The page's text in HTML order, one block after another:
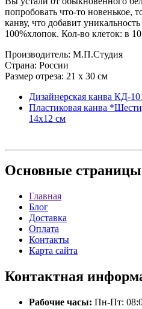
попробовать что-то новенькое,
канву, что добавит
100%хлопок. Кол-во клеток: в
Производитель: М.П.Студия
Страна: России
Размер отреза: 21 х 30 см
Дизайнерская канва КД-
Пластиковая канва
14х12 см
Основные страницы
Главная
Блог
Доставка
Оплата
Контакты
Карта сайта
Контактная
Рабочие часы: Пн-Пт: